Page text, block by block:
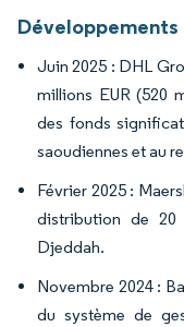
Juin 2025 : DHL
millions EUR (520
des fonds
saoudiennes et au
Février 2025 :
distribution de 20
Djeddah.
Novembre 2024 :
du système de